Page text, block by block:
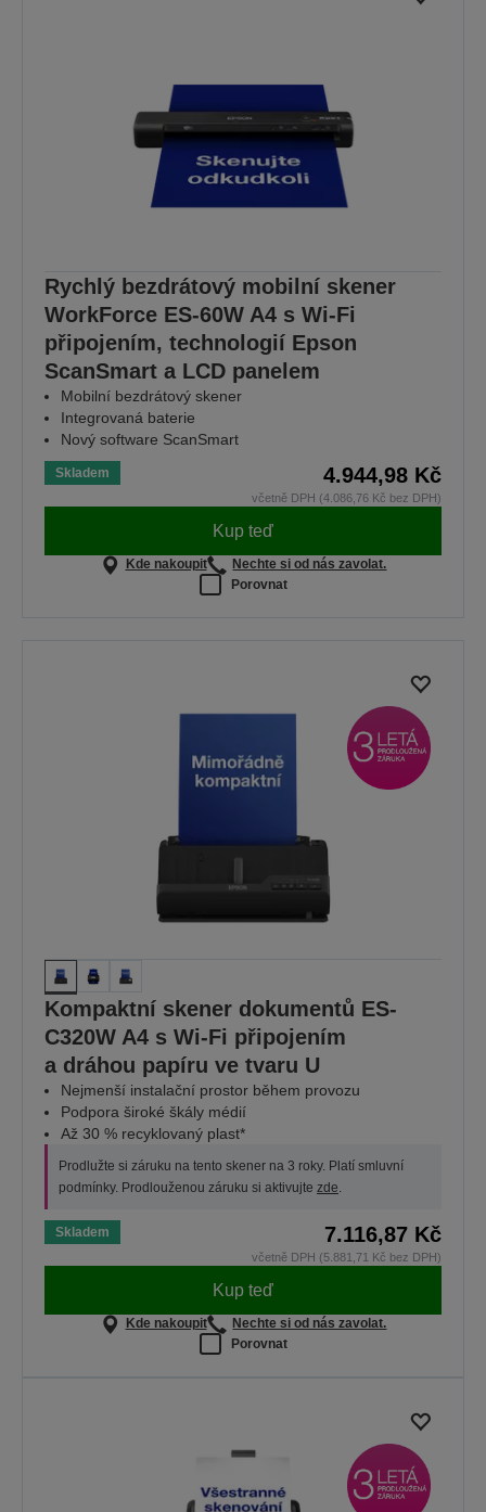
Rychlý bezdrátový mobilní skener
WorkForce ES-60W A4 s Wi-Fi
připojením, technologií Epson
ScanSmart a LCD panelem
Mobilní bezdrátový skener
Integrovaná baterie
Nový software ScanSmart
Skladem 4.944,98 Kč
včetně DPH (4.086,76 Kč bez DPH)
Kup teď
Kde nakoupit
Nechte si od nás zavolat.
Porovnat
Kompaktní skener dokumentů ES-
C320W A4 s Wi-Fi připojením
a dráhou papíru ve tvaru U
Nejmenší instalační prostor během provozu
Podpora široké škály médií
Až 30 % recyklovaný plast*
Prodlužte si záruku na tento skener na 3 roky. Platí smluvní
podmínky. Prodlouženou záruku si aktivujte zde.
Skladem 7.116,87 Kč
včetně DPH (5.881,71 Kč bez DPH)
Kup teď
Kde nakoupit
Nechte si od nás zavolat.
Porovnat